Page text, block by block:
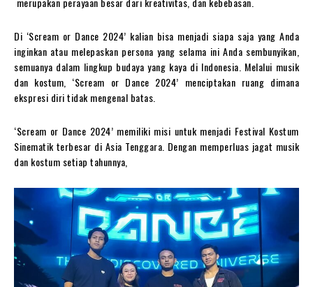
Di ‘Scream or Dance 2024’ kalian bisa menjadi siapa saja yang Anda
inginkan atau melepaskan persona yang selama ini Anda sembunyikan,
semuanya dalam lingkup budaya yang kaya di Indonesia. Melalui musik
dan kostum, ‘Scream or Dance 2024’ menciptakan ruang dimana
ekspresi diri tidak mengenal batas.
‘Scream or Dance 2024’ memiliki misi untuk menjadi Festival Kostum
Sinematik terbesar di Asia Tenggara. Dengan memperluas jagat musik
dan kostum setiap tahunnya,